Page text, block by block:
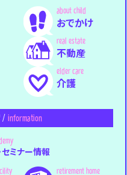
おでかけ
不動産
介護
/ information
セミナー情報